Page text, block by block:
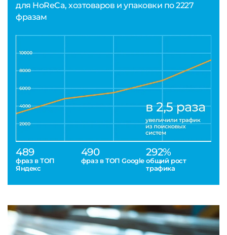
для HoReCa, хозтоваров и упаковки по 2227
фразам
489
фраз в ТОП
Яндекс
490
фраз в ТОП Google
292%
общий рост
трафика